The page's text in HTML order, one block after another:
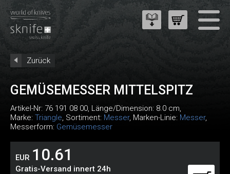
Zurück
GEMÜSEMESSER MITTELSPITZ
Artikel-Nr: 76 191 08 00, Länge/Dimension: 8.0 cm,
Marke: Triangle, Sortiment: Messer, Marken-Linie: Messer,
Messerform: Gemüsemesser
EUR 10.61
Gratis-Versand innert 24h